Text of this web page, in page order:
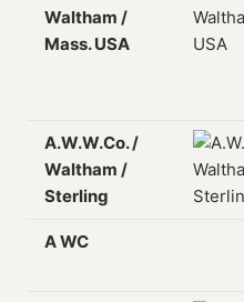
Waltham /
Mass. USA
A.W.W.Co. /
Waltham /
Sterling
A WC